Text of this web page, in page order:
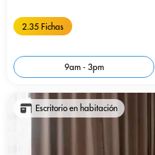
2.35 Fichas
9am - 3pm
Escritorio en habitación